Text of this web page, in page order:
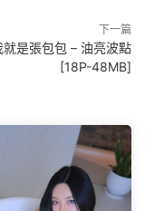
下一篇
是張包包 – 油亮波點
[18P-48MB]